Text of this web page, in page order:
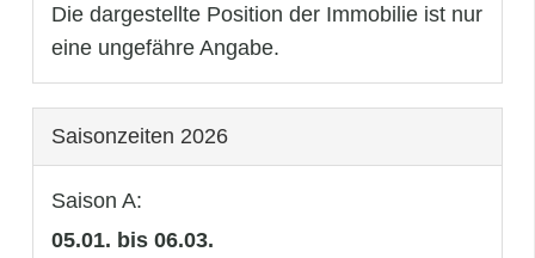
Die dargestellte Position der Immobilie ist nur
eine ungefähre Angabe.
Saisonzeiten 2026
Saison A:
05.01. bis 06.03.